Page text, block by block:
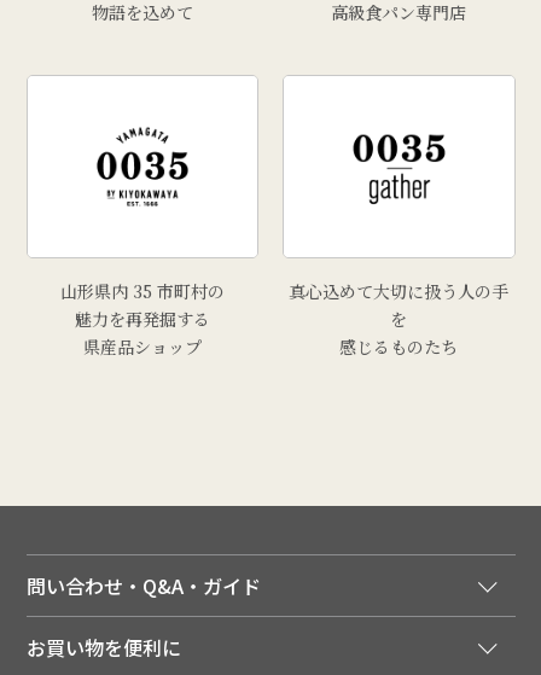
物語を込めて
高級食パン専門店
山形県内 35 市町村の
魅力を再発掘する
県産品ショップ
真心込めて大切に扱う人の手
を
感じるものたち
問い合わせ・Q&A・ガイド
ご利用ガイド
お買い物を便利に